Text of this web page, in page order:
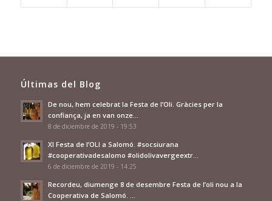
Últimas del Blog
De nou, hem celebrat la Festa de l’Oli. Gràcies per la
confiança, ja en van onze…
8 de diciembre de 2019 - 19:53
XI Festa de l’OLI a Salomó. #socsiurana
#cooperativadesalomo #olidolivavergeextr…
6 de diciembre de 2019 - 14:25
Recordeu, diumenge 8 de desembre Festa de l’oli nou a la
Cooperativa de Salomó. …